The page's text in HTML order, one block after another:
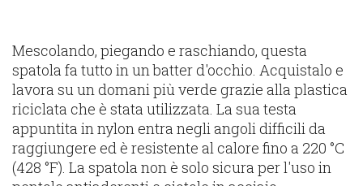
​Mescolando, piegando e raschiando, questa
spatola fa tutto in un batter d'occhio. Acquistalo e
lavora su un domani più verde grazie alla plastica
riciclata che è stata utilizzata. La sua testa
appuntita in nylon entra negli angoli difficili da
raggiungere ed è resistente al calore fino a 220 °C
(428 °F). La spatola non è solo sicura per l'uso in